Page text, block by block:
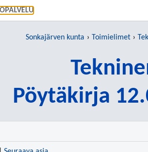
Sonkajärven kunta Toimielimet
Pöytäkirja